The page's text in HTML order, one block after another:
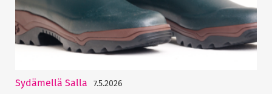
Sydämellä Salla 7.5.2026